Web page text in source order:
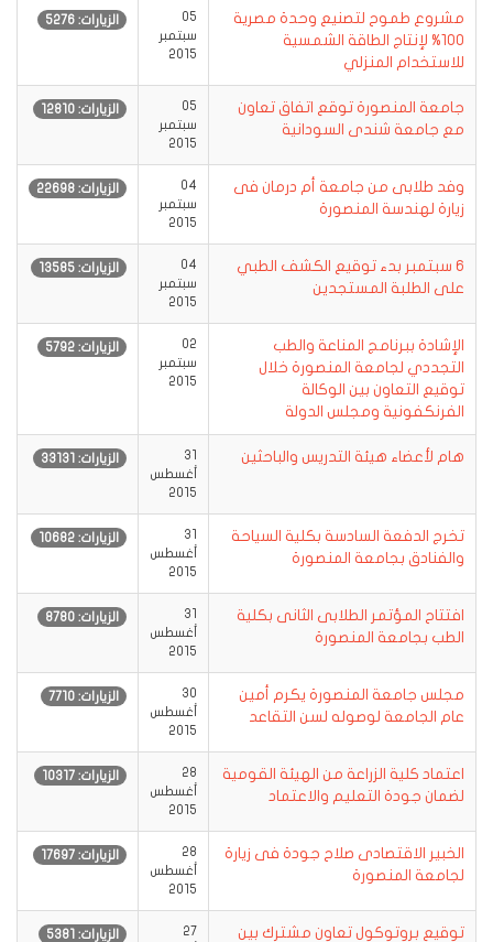
مشروع طموح لتصنيع وحدة مصرية
100% لإنتاج الطاقة الشمسية
للاستخدام المنزلي
05
سبتمبر
2015
الزيارات: 5276
جامعة المنصورة توقع اتفاق تعاون
مع جامعة شندى السودانية
05
سبتمبر
2015
الزيارات: 12810
وفد طلابى من جامعة أم درمان فى
زيارة لهندسة المنصورة
04
سبتمبر
2015
الزيارات: 22698
6 سبتمبر بدء توقيع الكشف الطبي
على الطلبة المستجدين
04
سبتمبر
2015
الزيارات: 13585
الإشادة ببرنامج المناعة والطب
التجددي لجامعة المنصورة خلال
توقيع التعاون بين الوكالة
الفرنكفونية ومجلس الدولة
02
سبتمبر
2015
الزيارات: 5792
هام لأعضاء هيئة التدريس والباحثين
31
أغسطس
2015
الزيارات: 33131
تخرج الدفعة السادسة بكلية السياحة
والفنادق بجامعة المنصورة
31
أغسطس
2015
الزيارات: 10682
افتتاح المؤتمر الطلابى الثانى بكلية
الطب بجامعة المنصورة
31
أغسطس
2015
الزيارات: 8780
مجلس جامعة المنصورة يكرم أمين
عام الجامعة لوصوله لسن التقاعد
30
أغسطس
2015
الزيارات: 7710
اعتماد كلية الزراعة من الهيئة القومية
لضمان جودة التعليم والاعتماد
28
أغسطس
2015
الزيارات: 10317
الخبير الاقتصادى صلاح جودة فى زيارة
لجامعة المنصورة
28
أغسطس
2015
الزيارات: 17697
توقيع بروتوكول تعاون مشترك بين
27
الزيارات: 5381